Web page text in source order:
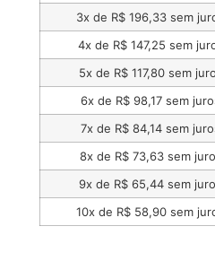
3x de R$ 196,33 sem
4x de R$147,25 sem
5x de R$117,80sem
6x de R$ 98,17 sem
7x de R$ 84,14 sem
8x de R$73,63sem
9x de R$ 65,44 sem
10x de R$ 58,90 sem